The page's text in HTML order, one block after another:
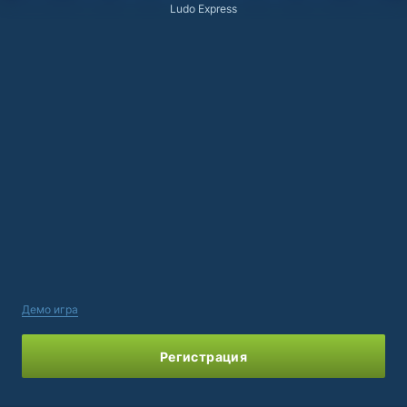
Ludo Express
Демо игра
Регистрация